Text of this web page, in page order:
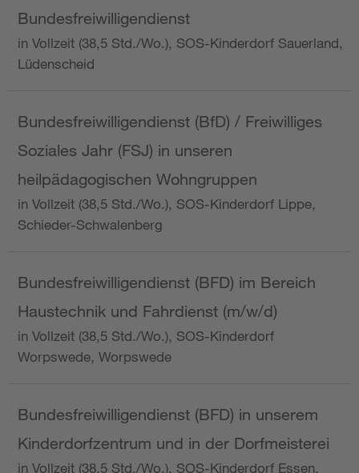
Bundesfreiwilligendienst
in Vollzeit (38,5 Std./Wo.), SOS-Kinderdorf Sauerland,
Lüdenscheid
Bundesfreiwilligendienst (BfD) / Freiwilliges
Soziales Jahr (FSJ) in unseren
heilpädagogischen Wohngruppen
in Vollzeit (38,5 Std./Wo.), SOS-Kinderdorf Lippe,
Schieder-Schwalenberg
Bundesfreiwilligendienst (BFD) im Bereich
Haustechnik und Fahrdienst (m/w/d)
in Vollzeit (38,5 Std./Wo.), SOS-Kinderdorf
Worpswede, Worpswede
Bundesfreiwilligendienst (BFD) in unserem
Kinderdorfzentrum und in der Dorfmeisterei
in Vollzeit (38,5 Std./Wo.), SOS-Kinderdorf Essen,